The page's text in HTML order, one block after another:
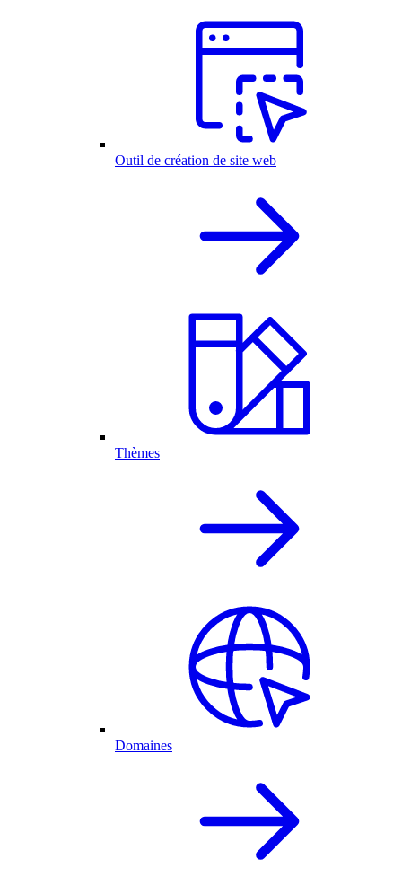
Outil de création de site web
Thèmes
Domaines